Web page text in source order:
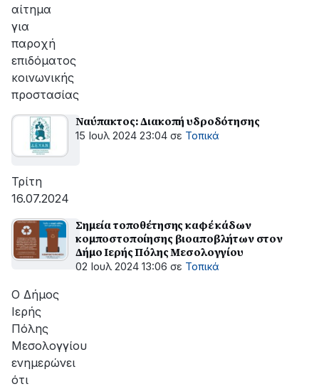
αίτημα
για
παροχή
επιδόματος
κοινωνικής
προστασίας
Ναύπακτος: Διακοπή υδροδότησης
15 Ιουλ 2024 23:04 σε Τοπικά
Τρίτη
16.07.2024
Σημεία τοποθέτησης καφέ κάδων
κομποστοποίησης βιοαποβλήτων στον
Δήμο Ιερής Πόλης Μεσολογγίου
02 Ιουλ 2024 13:06 σε Τοπικά
Ο Δήμος
Ιερής
Πόλης
Μεσολογγίου
ενημερώνει
ότι